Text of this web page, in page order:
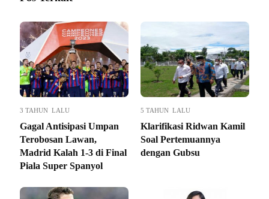
3 TAHUN LALU
Gagal Antisipasi Umpan
Terobosan Lawan,
Madrid Kalah 1-3 di Final
Piala Super Spanyol
5 TAHUN LALU
Klarifikasi Ridwan Kamil
Soal Pertemuannya
dengan Gubsu